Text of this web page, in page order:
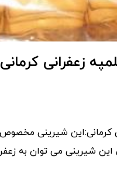
زعفرانی کرمانی
کرمانی:این شیرینی
این شیرینی می توان به